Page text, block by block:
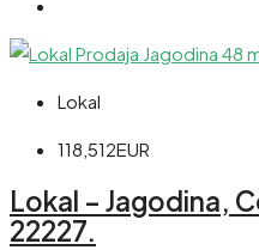
Lokal
118,512EUR
Lokal – Jagodina,
22227.